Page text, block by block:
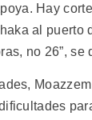
Hay
al puerto
no 26”, se